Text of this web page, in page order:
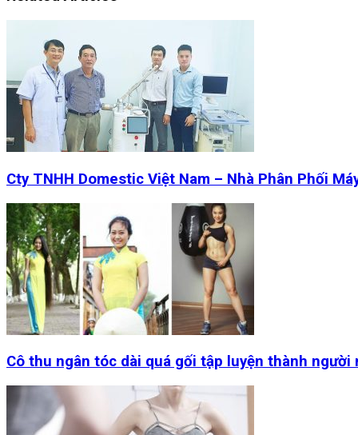
Cty TNHH Domestic Việt Nam – Nhà Phân Phối
Cô thu ngân tóc dài quá gối tập luyện thành người